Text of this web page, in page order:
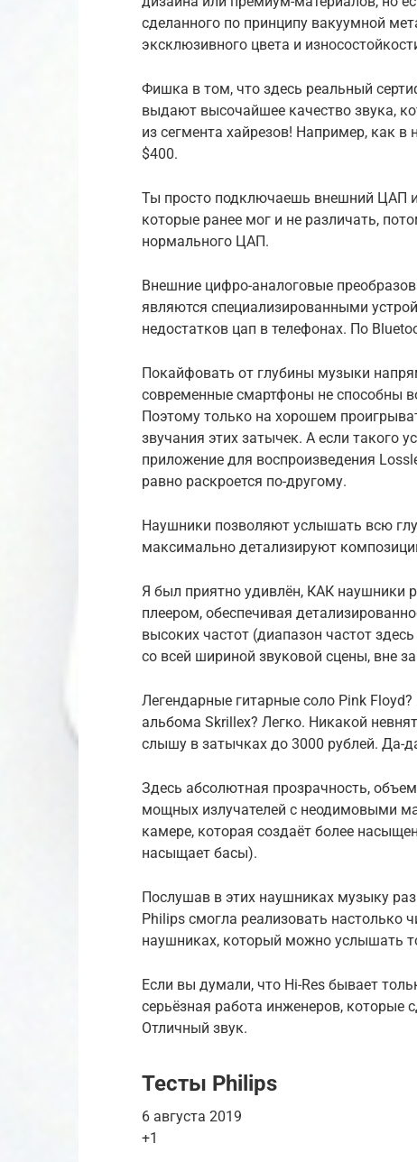
сделанного по принципу вакуумной
эксклюзивного цвета и
Фишка в том, что здесь реальный
выдают высочайшее качество звука,
из сегмента хайрезов! Например, как в
$400.
Ты просто подключаешь внешний ЦАП
которые ранее мог и не различать,
нормального ЦАП.
Внешние цифро-аналоговые
являются специализированными
недостатков цап в телефонах. По
Покайфовать от глубины музыки
современные смартфоны не способны
Поэтому только на хорошем
звучания этих затычек. А если такого
приложение для воспроизведения
равно раскроется по-другому.
Наушники позволяют услышать всю
максимально детализируют
Я был приятно удивлён, КАК наушники
плеером, обеспечивая
высоких частот (диапазон частот
со всей шириной звуковой сцены, вне
Легендарные гитарные соло Pink
альбома Skrillex? Легко. Никакой
слышу в затычках до 3000 рублей. Да-
Здесь абсолютная прозрачность,
мощных излучателей с неодимовыми
камере, которая создаёт более
насыщает басы).
Послушав в этих наушниках музыку
Philips смогла реализовать настолько
наушниках, который можно услышать
Если вы думали, что Hi-Res бывает
серьёзная работа инженеров, которые
Отличный звук.
Тесты Philips
6 августа 2019
+1